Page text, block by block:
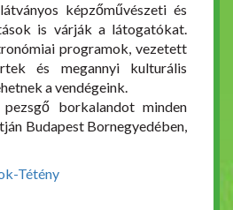
képzőművészeti és
is várják a látogatókat.
programok, vezetett
és megannyi kulturális
a vendégeink.
borkalandot minden
Budapest Bornegyedében,
Tétény